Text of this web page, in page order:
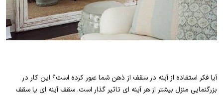
آیا فکر استفاده از آینه در سقف از ذهن شما عبور کرده است؟ این کار در
بزرگنمایی منزل بیشتر از هر آینه ای تاثیر گذار است. سقف آینه ای یا سقف